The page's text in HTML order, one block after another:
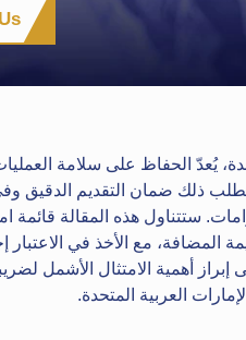
يُعدّ الحفاظ على سلامة
ذلك ضمان التقديم الدقيق
ستتناول هذه المقالة قائمة
المضافة، مع الأخذ في الاعتبار
أهمية الامتثال الأشمل
العربية المتحدة.